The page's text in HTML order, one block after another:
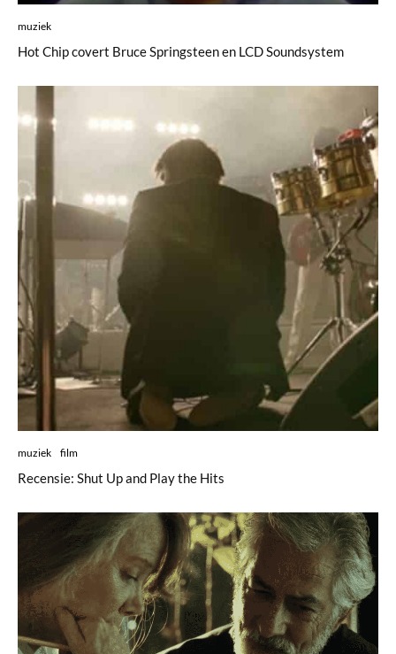
muziek
Hot Chip covert Bruce Springsteen en LCD Soundsystem
muziek film
Recensie: Shut Up and Play the Hits